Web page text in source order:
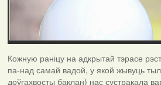
Кожную раніцу на адкрытай тэрасе
па-над самай вадой, у якой жывуць
доўгахвосты баклан) нас сустракала